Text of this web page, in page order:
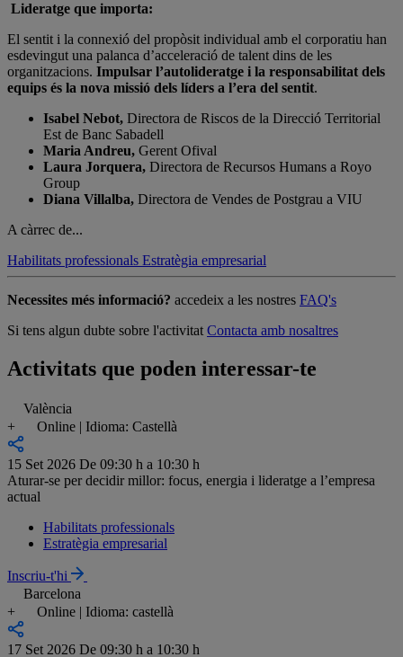
Lideratge que importa:
El sentit i la connexió del propòsit individual amb el corporatiu han
esdevingut una palanca d’acceleració de talent dins de les
organitzacions. Impulsar l’autolideratge i la responsabilitat dels
equips és la nova missió dels líders a l’era del sentit.
Isabel Nebot, Directora de Riscos de la Direcció Territorial
Est de Banc Sabadell
Maria Andreu, Gerent Ofival
Laura Jorquera, Directora de Recursos Humans a Royo
Group
Diana Villalba, Directora de Vendes de Postgrau a VIU
A càrrec de...
Habilitats professionals Estratègia empresarial
Necessites més informació? accedeix a les nostres FAQ's
Si tens algun dubte sobre l'activitat Contacta amb nosaltres
Activitats que poden interessar-te
València
+
Online | Idioma: Castellà
15 Set 2026 De 09:30 h a 10:30 h
Aturar-se per decidir millor: focus, energia i lideratge a l’empresa
actual
Habilitats professionals
Estratègia empresarial
Inscriu-t'hi
Barcelona
+
Online | Idioma: castellà
17 Set 2026 De 09:30 h a 10:30 h